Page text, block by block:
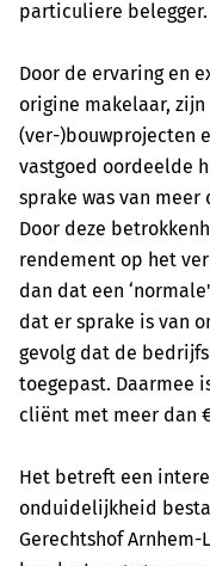
particuliere belegger.
Door de ervaring en
origine makelaar,
(ver-)bouwprojecten
vastgoed oordeelde
sprake was van meer
Door deze
rendement op het
dan dat een
dat er sprake is van
gevolg dat de
toegepast. Daarmee
cliënt met meer dan
Het betreft een
onduidelijkheid
Gerechtshof